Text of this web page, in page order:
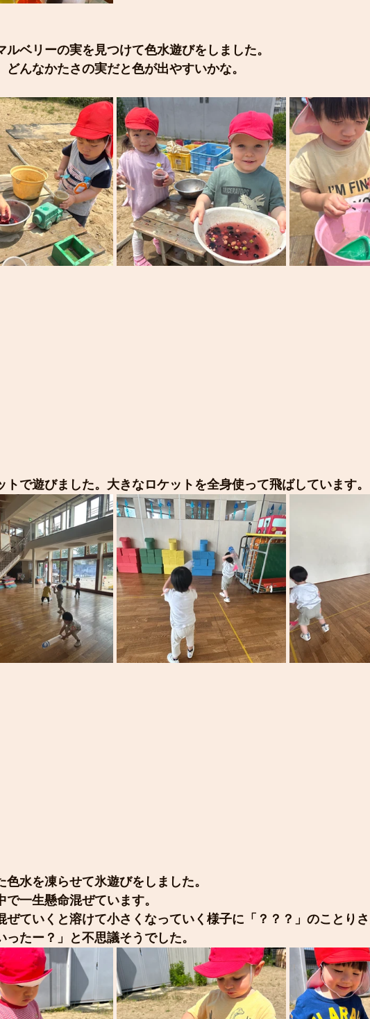
ルベリーの実を見つけて色水遊びをしました。
どんなかたさの実だと色が出やすいかな。
トで遊びました。大きなロケットを全身使って飛ばしています。
色水を凍らせて氷遊びをしました。
で一生懸命混ぜています。
ぜていくと溶けて小さくなっていく様子に「？？？」のことり
ったー？」と不思議そうでした。